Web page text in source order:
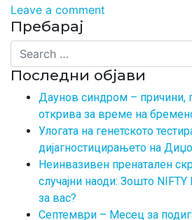
Leave a comment
Пребарај
Search
Последни објави
Даунов синдром – причини,
открива за време на
Улогата на генетското
дијагностицирањето на
Неинвазивен пренатален
случајни наоди: Зошто NIFTY
за вас?
Септември – Месец за